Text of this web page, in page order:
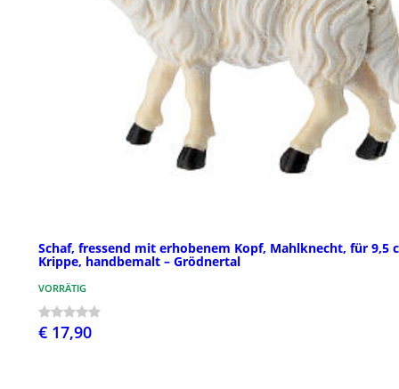
Schaf, fressend mit erhobenem Kopf, Mahlknecht, für 9,5
Krippe, handbemalt – Grödnertal
VORRÄTIG
€ 17,90